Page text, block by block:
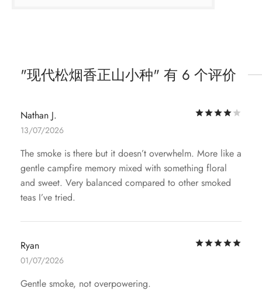
现代松烟香正山小种 有 6 个评价
Nathan J.
13/07/2026
The smoke is there but it doesn’t overwhelm. More like a
gentle campfire memory mixed with something floral
and sweet. Very balanced compared to other smoked
teas I’ve tried.
Ryan
01/07/2026
Gentle smoke, not overpowering.